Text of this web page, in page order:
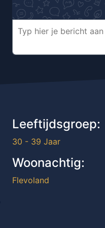
Leeftijdsgroep:
30 - 39 Jaar
Woonachtig:
Flevoland